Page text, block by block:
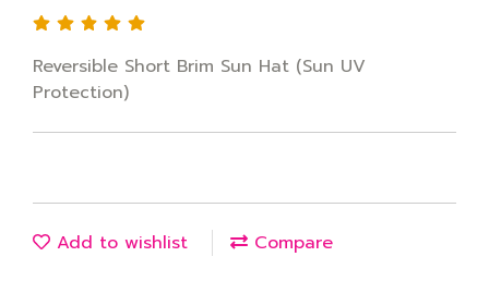
Reversible Short Brim Sun Hat (Sun UV
Protection)
Add to wishlist
Compare